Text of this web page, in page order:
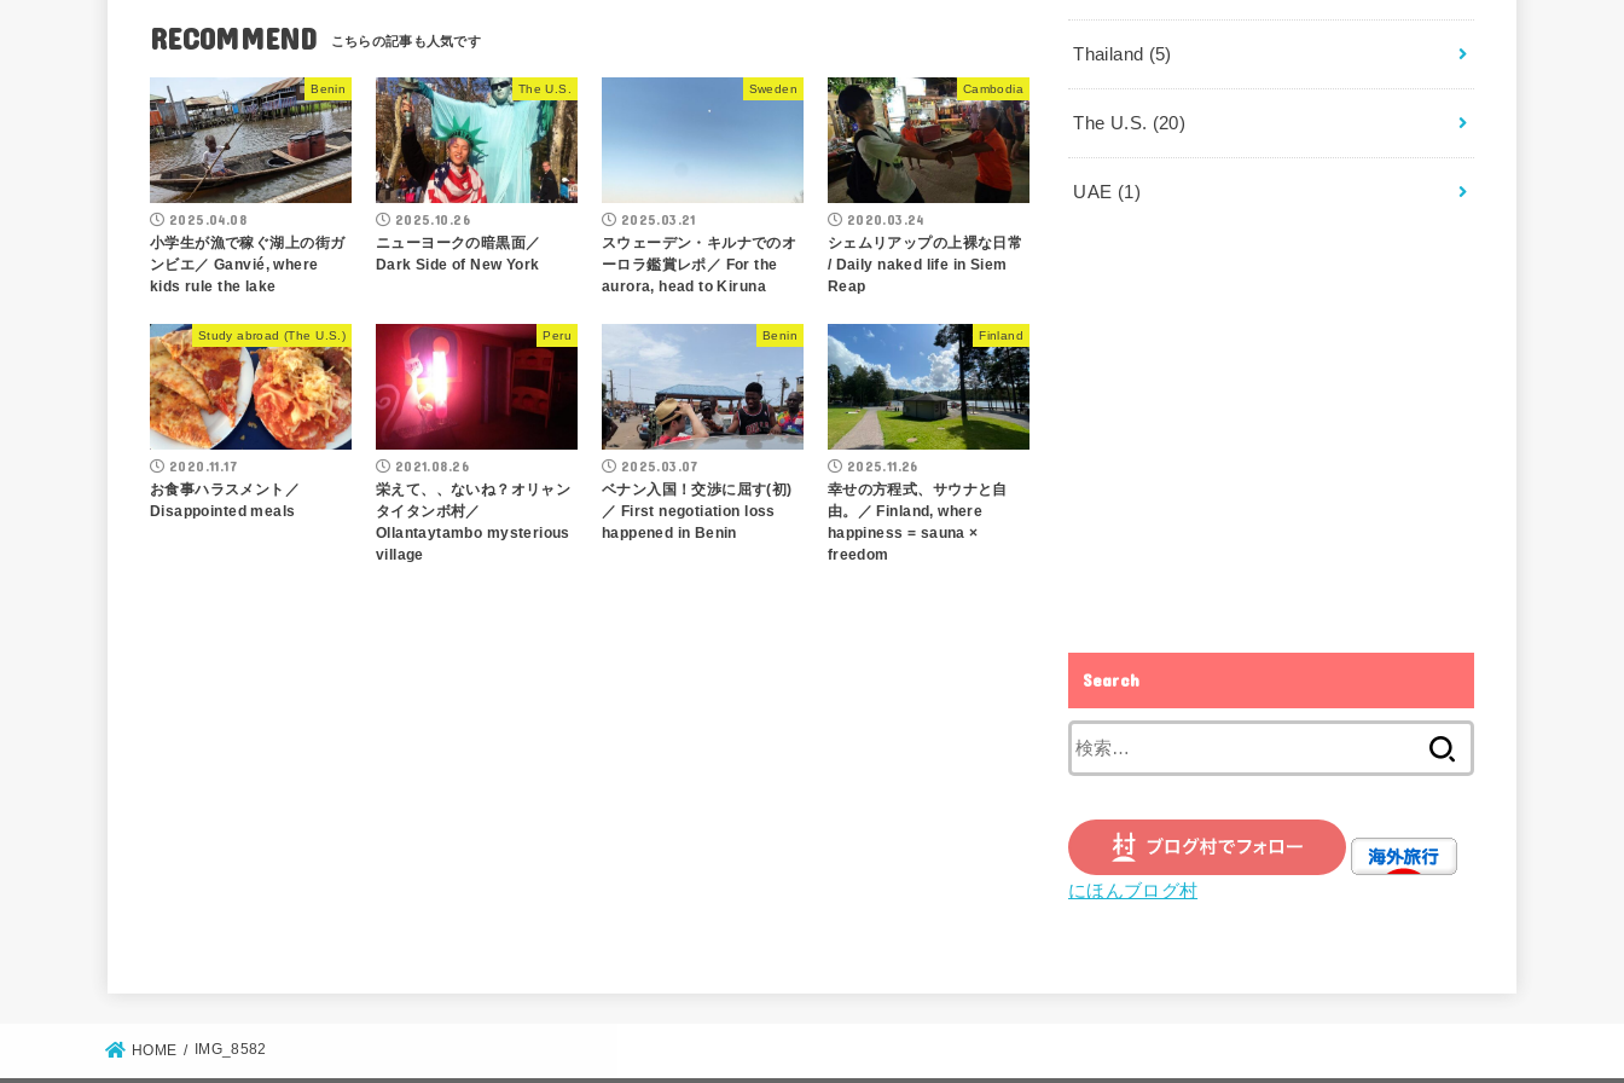
RECOMMEND
Benin
2025.04.08
小学生が漁で稼ぐ湖上の街ガ
ンビエ／ Ganvié, where
kids rule the lake
The U.S.
2025.10.26
ニューヨークの暗黒面／
Dark Side of New York
Sweden
2025.03.21
スウェーデン・キルナでのオ
ーロラ鑑賞レポ／ For the
aurora, head to Kiruna
Cambodia
2020.03.24
シェムリアップの上裸な日常
/ Daily naked life in Siem
Reap
Study abroad (The U.S.)
2020.11.17
お食事ハラスメント／
Disappointed meals
Peru
2021.08.26
栄えて、、ないね？オリャン
タイタンボ村／
Ollantaytambo mysterious
village
Benin
2025.03.07
ベナン入国！交渉に屈す(初)
／ First negotiation loss
happened in Benin
Finland
2025.11.26
幸せの方程式、サウナと自
由。／ Finland, where
happiness = sauna ×
freedom
Thailand (5)
The U.S. (20)
UAE (1)
Search
索:
にほんブログ村
HOME IMG_8582